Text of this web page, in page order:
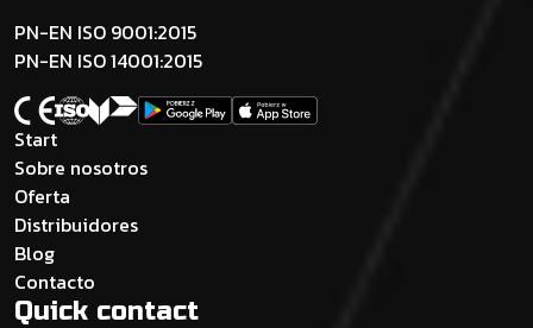
PN-EN ISO 9001:2015
PN-EN ISO 14001:2015
Start
Sobre nosotros
Oferta
Distribuidores
Blog
Contacto
Quick contact